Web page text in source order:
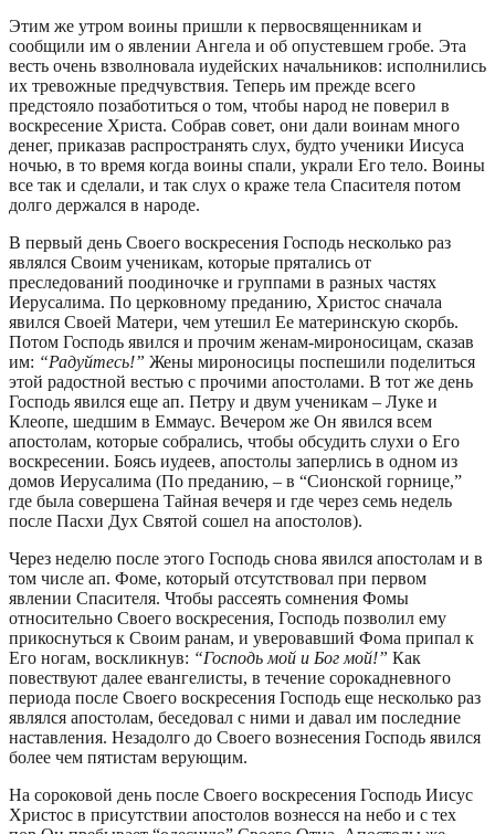
Этим же утром воины пришли к первосвященникам и
сообщили им о явлении Ангела и об опустевшем гробе. Эта
весть очень взволновала иудейских начальников: исполнились
их тревожные предчувствия. Теперь им прежде всего
предстояло позаботиться о том, чтобы народ не поверил в
воскресение Христа. Собрав совет, они дали воинам много
денег, приказав распространять слух, будто ученики Иисуса
ночью, в то время когда воины спали, украли Его тело. Воины
все так и сделали, и так слух о краже тела Спасителя потом
долго держался в народе.
В первый день Своего воскресения Господь несколько раз
являлся Своим ученикам, которые прятались от
преследований поодиночке и группами в разных частях
Иерусалима. По церковному преданию, Христос сначала
явился Своей Матери, чем утешил Ее материнскую скорбь.
Потом Господь явился и прочим женам-мироносицам, сказав
им: “Радуйтесь!” Жены мироносицы поспешили поделиться
этой радостной вестью с прочими апостолами. В тот же день
Господь явился еще ап. Петру и двум ученикам – Луке и
Клеопе, шедшим в Еммаус. Вечером же Он явился всем
апостолам, которые собрались, чтобы обсудить слухи о Его
воскресении. Боясь иудеев, апостолы заперлись в одном из
домов Иерусалима (По преданию, – в “Сионской горнице,”
где была совершена Тайная вечеря и где через семь недель
после Пасхи Дух Святой сошел на апостолов).
Через неделю после этого Господь снова явился апостолам и в
том числе ап. Фоме, который отсутствовал при первом
явлении Спасителя. Чтобы рассеять сомнения Фомы
относительно Своего воскресения, Господь позволил ему
прикоснуться к Своим ранам, и уверовавший Фома припал к
Его ногам, воскликнув: “Господь мой и Бог мой!” Как
повествуют далее евангелисты, в течение сорокадневного
периода после Своего воскресения Господь еще несколько раз
являлся апостолам, беседовал с ними и давал им последние
наставления. Незадолго до Своего вознесения Господь явился
более чем пятистам верующим.
На сороковой день после Своего воскресения Господь Иисус
Христос в присутствии апостолов вознесся на небо и с тех